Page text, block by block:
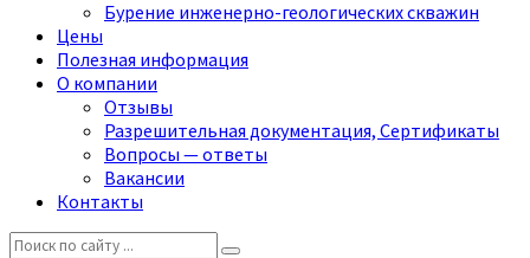
Бурение инженерно-геологических скважин
Цены
Полезная информация
О компании
Отзывы
Разрешительная документация, Сертификаты
Вопросы — ответы
Вакансии
Контакты